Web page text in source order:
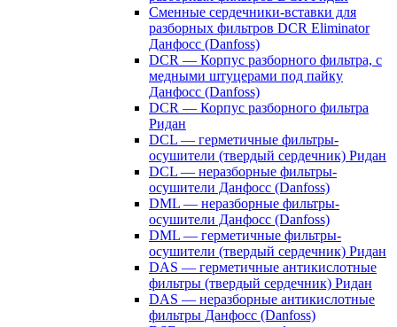
Сменные сердечники-вставки для
разборных фильтров DCR Eliminator
Данфосс (Danfoss)
DCR — Корпус разборного фильтра, с
медными штуцерами под пайку
Данфосс (Danfoss)
DCR — Корпус разборного фильтра
Ридан
DCL — герметичные фильтры-
осушители (твердый сердечник) Ридан
DCL — неразборные фильтры-
осушители Данфосс (Danfoss)
DML — неразборные фильтры-
осушители Данфосс (Danfoss)
DML — герметичные фильтры-
осушители (твердый сердечник) Ридан
DAS — герметичные антикислотные
фильтры (твердый сердечник) Ридан
DAS — неразборные антикислотные
фильтры Данфосс (Danfoss)